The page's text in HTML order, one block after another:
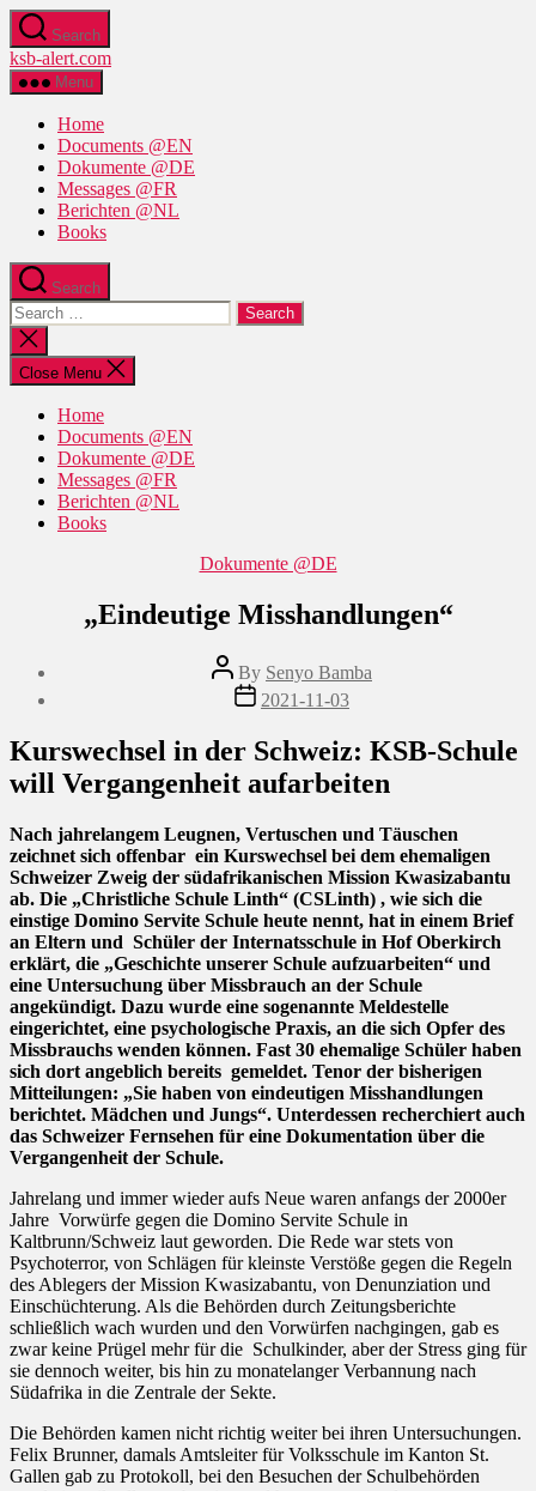
Skip
to
the
content
Search
ksb-alert.com
Menu
Home
Documents @EN
Dokumente @DE
Messages @FR
Berichten @NL
Books
Search
Search
for:
Close
search
Close Menu
Home
Documents @EN
Dokumente @DE
Messages @FR
Berichten @NL
Books
Categories
Dokumente @DE
„Eindeutige Misshandlungen“
Post
author
By Senyo Bamba
Post
date
2021-11-03
Kurswechsel in der Schweiz: KSB-Schule
will Vergangenheit aufarbeiten
Nach jahrelangem Leugnen, Vertuschen und Täuschen
zeichnet sich offenbar ein Kurswechsel bei dem ehemaligen
Schweizer Zweig der südafrikanischen Mission Kwasizabantu
ab. Die „Christliche Schule Linth“ (CSLinth) , wie sich die
einstige Domino Servite Schule heute nennt, hat in einem Brief
an Eltern und Schüler der Internatsschule in Hof Oberkirch
erklärt, die „Geschichte unserer Schule aufzuarbeiten“ und
eine Untersuchung über Missbrauch an der Schule
angekündigt. Dazu wurde eine sogenannte Meldestelle
eingerichtet, eine psychologische Praxis, an die sich Opfer des
Missbrauchs wenden können. Fast 30 ehemalige Schüler haben
sich dort angeblich bereits gemeldet. Tenor der bisherigen
Mitteilungen: „Sie haben von eindeutigen Misshandlungen
berichtet. Mädchen und Jungs“. Unterdessen recherchiert auch
das Schweizer Fernsehen für eine Dokumentation über die
Vergangenheit der Schule.
Jahrelang und immer wieder aufs Neue waren anfangs der 2000er
Jahre Vorwürfe gegen die Domino Servite Schule in
Kaltbrunn/Schweiz laut geworden. Die Rede war stets von
Psychoterror, von Schlägen für kleinste Verstöße gegen die Regeln
des Ablegers der Mission Kwasizabantu, von Denunziation und
Einschüchterung. Als die Behörden durch Zeitungsberichte
schließlich wach wurden und den Vorwürfen nachgingen, gab es
zwar keine Prügel mehr für die Schulkinder, aber der Stress ging für
sie dennoch weiter, bis hin zu monatelanger Verbannung nach
Südafrika in die Zentrale der Sekte.
Die Behörden kamen nicht richtig weiter bei ihren Untersuchungen.
Felix Brunner, damals Amtsleiter für Volksschule im Kanton St.
Gallen gab zu Protokoll, bei den Besuchen der Schulbehörden